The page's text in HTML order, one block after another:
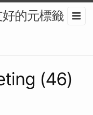
的元標籤？-
(46)